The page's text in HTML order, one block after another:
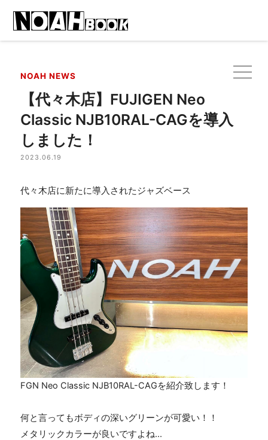
NOAH NEWS
【代々木店】FUJIGEN Neo
Classic NJB10RAL-CAGを導入
しました！
2023.06.19
代々木店に新たに導入されたジャズベース
FGN Neo Classic NJB10RAL-CAGを紹介致します！
何と言ってもボディの深いグリーンが可愛い！！
メタリックカラーが良いですよね...